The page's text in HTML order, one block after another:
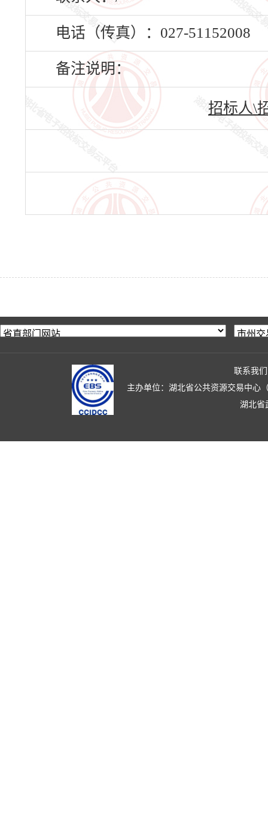
电话（传真）：027-51152008
备注说明：
招标人\
联系我们
主办单位：湖北省公共资源交易中心
湖北省